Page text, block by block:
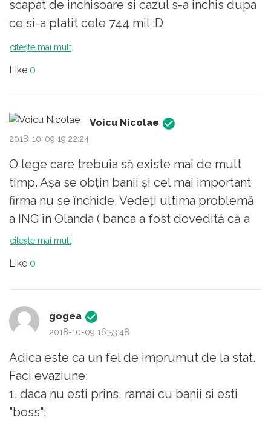
scapat de inchisoare si cazul s-a inchis dupa
ce si-a platit cele 744 mil :D
citește mai mult
Like 0
Voicu Nicolae
2018-10-09 19:22:24
O lege care trebuia să existe mai de mult
timp. Așa se obțin banii și cel mai important
firma nu se închide. Vedeți ultima problemă
a ING în Olanda ( banca a fost dovedită că a
făcut evaziune, inclusiv spălare de bani, iar
fost arestat și banca nu s-a închis ).
citește mai mult
Like 0
gogea
2018-10-09 16:53:48
Adica este ca un fel de imprumut de la stat.
Faci evaziune:
1. daca nu esti prins, ramai cu banii si esti
"boss";